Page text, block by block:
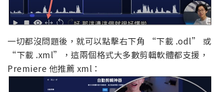
一切都沒問題後，就可以點擊右下角 “下載 .odl” 或
“下載 .xml”，這兩個格式大多數剪輯軟體都支援，
Premiere 他推薦 xml：